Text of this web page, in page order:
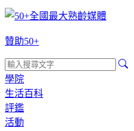
贊助50+
學院
生活百科
評鑑
活動